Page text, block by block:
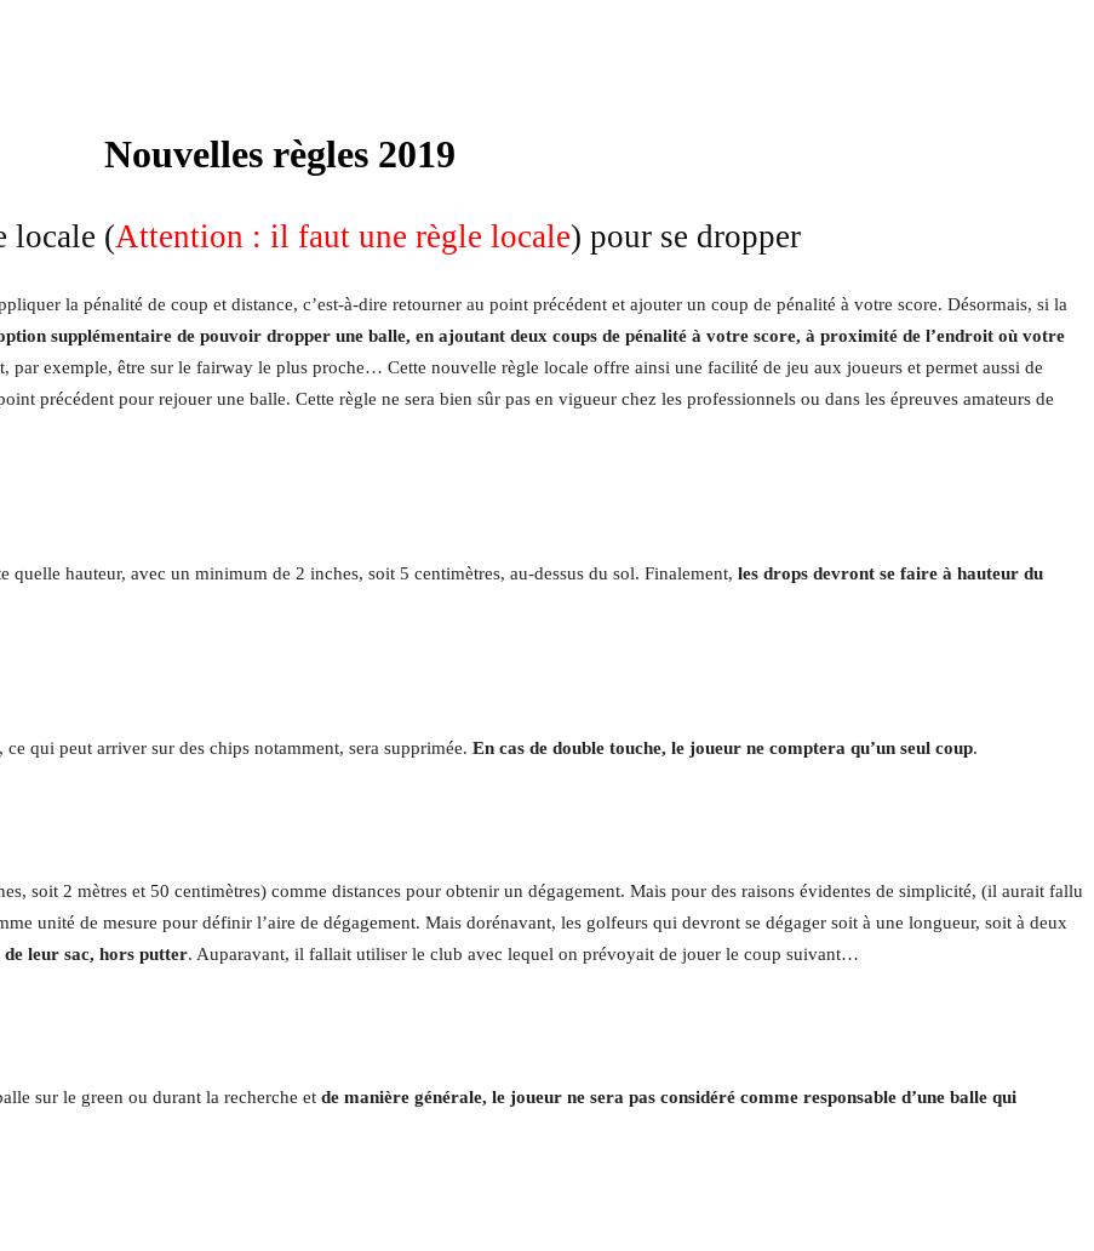
Nouvelles règles 2019
locale (Attention : il faut une règle locale) pour se dropper
la pénalité de coup et distance, c’est-à-dire retourner au point précédent et ajouter un coup de pénalité à votre score. Désormais, si la
supplémentaire de pouvoir dropper une balle, en ajoutant deux coups de pénalité à votre score, à proximité de l’endroit où votre
par exemple, être sur le fairway le plus proche… Cette nouvelle règle locale offre ainsi une facilité de jeu aux joueurs et permet aussi de
précédent pour rejouer une balle. Cette règle ne sera bien sûr pas en vigueur chez les professionnels ou dans les épreuves amateurs de
quelle hauteur, avec un minimum de 2 inches, soit 5 centimètres, au-dessus du sol. Finalement, les drops devront se faire à hauteur du
qui peut arriver sur des chips notamment, sera supprimée. En cas de double touche, le joueur ne comptera qu’un seul coup.
, soit 2 mètres et 50 centimètres) comme distances pour obtenir un dégagement. Mais pour des raisons évidentes de simplicité, (il aurait fallu
unité de mesure pour définir l’aire de dégagement. Mais dorénavant, les golfeurs qui devront se dégager soit à une longueur, soit à deux
leur sac, hors putter. Auparavant, il fallait utiliser le club avec lequel on prévoyait de jouer le coup suivant…
sur le green ou durant la recherche et de manière générale, le joueur ne sera pas considéré comme responsable d’une balle qui